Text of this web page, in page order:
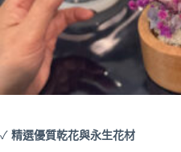
✓ 精選優質乾花與永生花材